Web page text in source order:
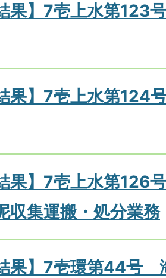
果】7壱上水第
果】7壱上水第
果】7壱上水第
収集運搬・処分業務
果】7壱環第44号